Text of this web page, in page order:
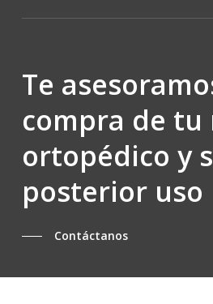
Te
compra de tu
ortopédico y
posterior uso
Contáctanos